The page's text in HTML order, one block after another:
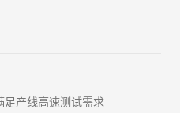
足产线高速测试需求